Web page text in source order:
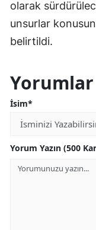
olarak
unsurlar
belirtildi.
Yorumlar
İsim*
Yorum Yazın (500